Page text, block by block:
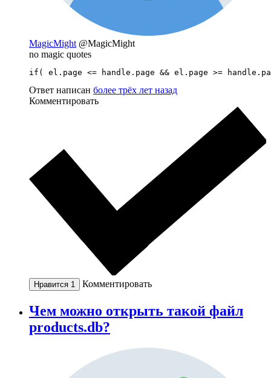
MagicMight @MagicMight
no magic quotes
if( el.page <= handle.page && el.page >=
Ответ написан более трёх лет назад
Комментировать
Нравится 1 Комментировать
Чем можно открыть такой файл
products.db?